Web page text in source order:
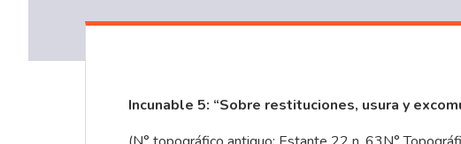
Incunable 5: “Sobre restituciones, usura y